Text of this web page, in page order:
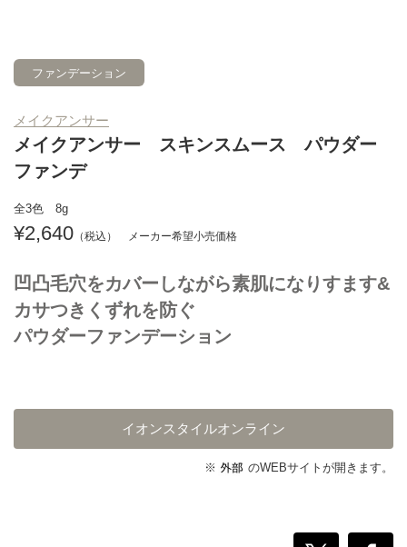
ファンデーション
メイクアンサー
メイクアンサー スキンスムース パウダー
ファンデ
全3色 8g
2,640
凹凸毛穴をカバーしながら素肌になりすます&
カサつきくずれを防ぐ
パウダーファンデーション
イオンスタイルオンライン
※ のWEBサイトが開きます。